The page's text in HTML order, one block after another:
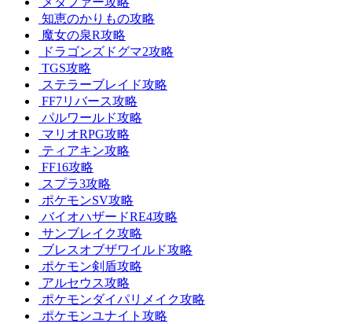
知恵のかりもの攻略
魔女の泉R攻略
ドラゴンズドグマ2攻略
TGS攻略
ステラーブレイド攻略
FF7リバース攻略
パルワールド攻略
マリオRPG攻略
ティアキン攻略
FF16攻略
スプラ3攻略
ポケモンSV攻略
バイオハザードRE4攻略
サンブレイク攻略
ブレスオブザワイルド攻略
ポケモン剣盾攻略
アルセウス攻略
ポケモンダイパリメイク攻略
ポケモンユナイト攻略